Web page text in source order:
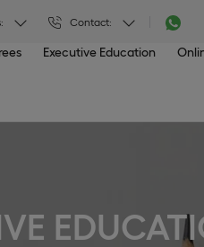
Contact:
Executive Education